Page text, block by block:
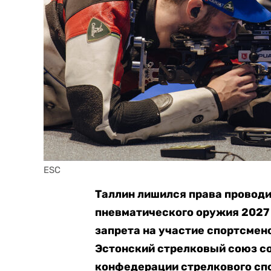
ESC
Таллин лишился права
пневматического оружия
запрета на участие
Эстонский стрелковый союз
конфедерации стрелкового